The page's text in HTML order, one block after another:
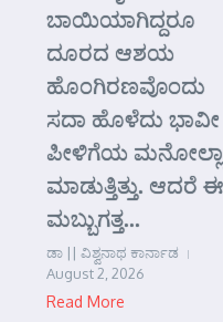
ಬಾಯಿಯಾಗಿದ್ದರೂ
ದೂರದ ಆಶಯ
ಹೊಂಗಿರಣವೊಂದು
ಸದಾ ಹೊಳೆದು ಭಾವೀ
ಪೀಳಿಗೆಯ
ಮಾಡುತ್ತಿತ್ತು. ಆದರೆ ಈ
ಮಬ್ಬುಗತ್ತ...
ಡಾ || ವಿಶ್ವನಾಥ ಕಾರ್ನಾಡ
August 2, 2026
Read More